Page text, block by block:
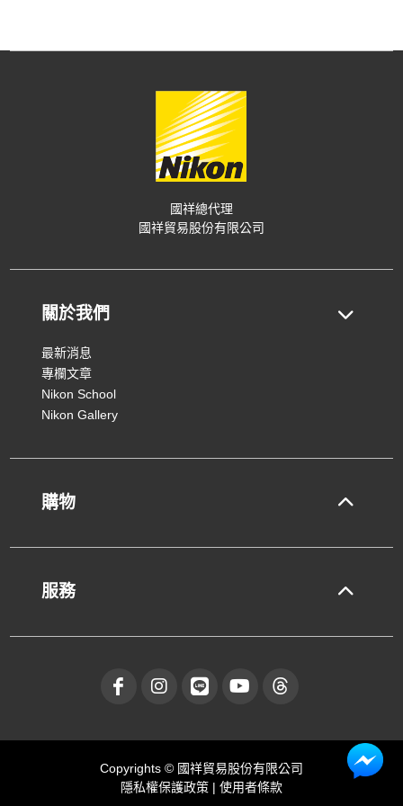
國祥總代理
國祥貿易股份有限公司
關於我們
最新消息
專欄文章
Nikon School
Nikon Gallery
購物
服務
Copyrights © 國祥貿易股份有限公司
隱私權保護政策 | 使用者條款